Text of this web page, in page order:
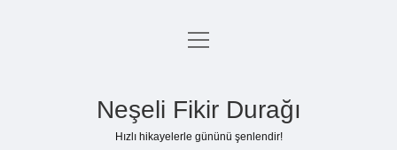
Anasayfa
menüyü
Neşeli Fikir Durağı
Hızlı hikayelerle gününü şenlendir!